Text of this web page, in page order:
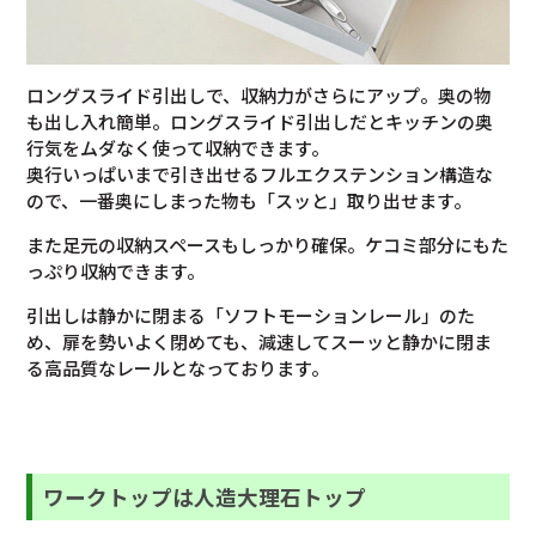
ロングスライド引出しで、収納力がさらにアップ。奥の物
も出し入れ簡単。ロングスライド引出しだとキッチンの奥
行気をムダなく使って収納できます。
奥行いっぱいまで引き出せるフルエクステンション構造な
ので、一番奥にしまった物も「スッと」取り出せます。
また足元の収納スペースもしっかり確保。ケコミ部分にもた
っぷり収納できます。
引出しは静かに閉まる「ソフトモーションレール」のた
め、扉を勢いよく閉めても、減速してスーッと静かに閉ま
る高品質なレールとなっております。
ワークトップは人造大理石トップ